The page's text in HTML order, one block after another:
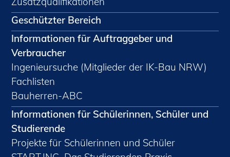
Geschützter Bereich
Informationen für Auftraggeber und
Verbraucher
Ingenieursuche (Mitglieder der IK-Bau NRW)
Fachlisten
Bauherren-ABC
Informationen für Schülerinnen, Schüler und
Studierende
Projekte für Schülerinnen und Schüler